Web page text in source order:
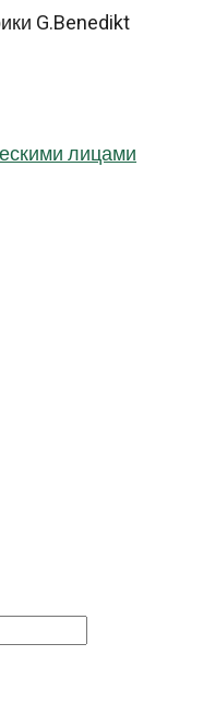
G.Benedikt
лицами